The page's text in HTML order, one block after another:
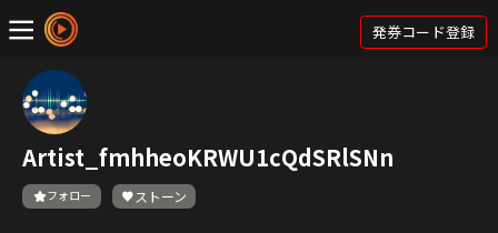
発券コード登録
Artist_fmhheoKRWU1cQdSRlSNn
フォロー ストーン